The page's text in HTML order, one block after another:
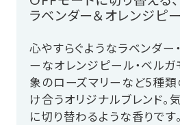
ラベンダー＆オレンジピ
心やすらぐようなラベンダー
ーなオレンジピール・ベルガ
象のローズマリーなど5種
け合うオリジナルブレンド
に切り替わるような香りです。